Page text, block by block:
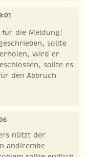
die Meldung!
sollte
wird er
sollte es
den Abbruch
nützt der
andiremke